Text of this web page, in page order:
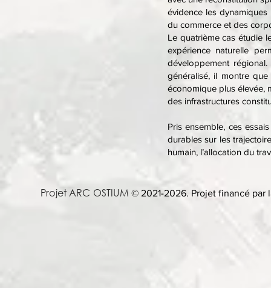
évidence les
du commerce et des
Le quatrième cas étudie
expérience naturelle
développement
généralisé, il montre
économique plus élevée,
des infrastructures
Pris ensemble, ces
durables sur les
humain, l’allocation du
Projet ARC OSTIUM © 2021-2026. Projet financé par